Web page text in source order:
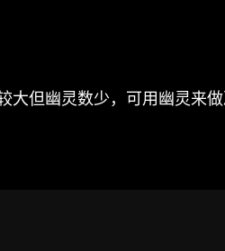
大但幽灵数少，可用幽灵来做